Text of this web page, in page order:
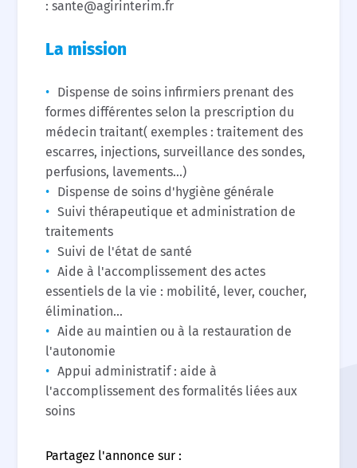
: sante@agirinterim.fr
La mission
Dispense de soins infirmiers prenant des
formes différentes selon la prescription du
médecin traitant( exemples : traitement des
escarres, injections, surveillance des sondes,
perfusions, lavements...)
Dispense de soins d'hygiène générale
Suivi thérapeutique et administration de
traitements
Suivi de l'état de santé
Aide à l'accomplissement des actes
essentiels de la vie : mobilité, lever, coucher,
élimination...
Aide au maintien ou à la restauration de
l'autonomie
Appui administratif : aide à
l'accomplissement des formalités liées aux
soins
Partagez l'annonce sur :